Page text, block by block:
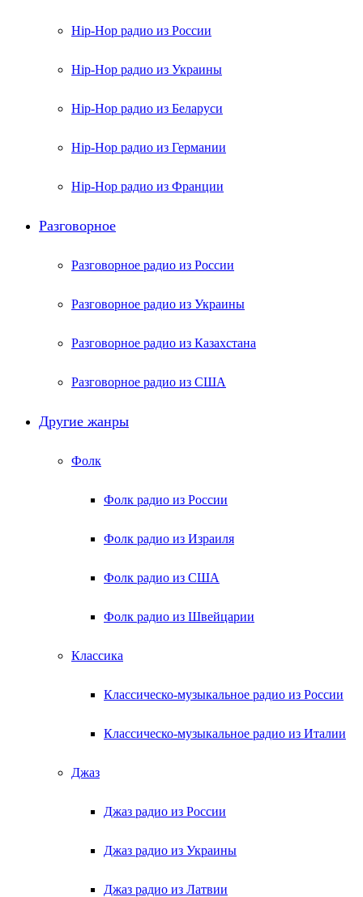
Hip-Hop радио из России
Hip-Hop радио из Украины
Hip-Hop радио из Беларуси
Hip-Hop радио из Германии
Hip-Hop радио из Франции
Разговорное
Разговорное радио из России
Разговорное радио из Украины
Разговорное радио из Казахстана
Разговорное радио из США
Другие жанры
Фолк
Фолк радио из России
Фолк радио из Израиля
Фолк радио из США
Фолк радио из Швейцарии
Классика
Классическо-музыкальное радио из России
Классическо-музыкальное радио из Италии
Джаз
Джаз радио из России
Джаз радио из Украины
Джаз радио из Латвии